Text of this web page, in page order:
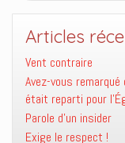
Articles
Vent contraire
Avez-vous
était reparti pour
Parole d’un insider
Exige le respect !